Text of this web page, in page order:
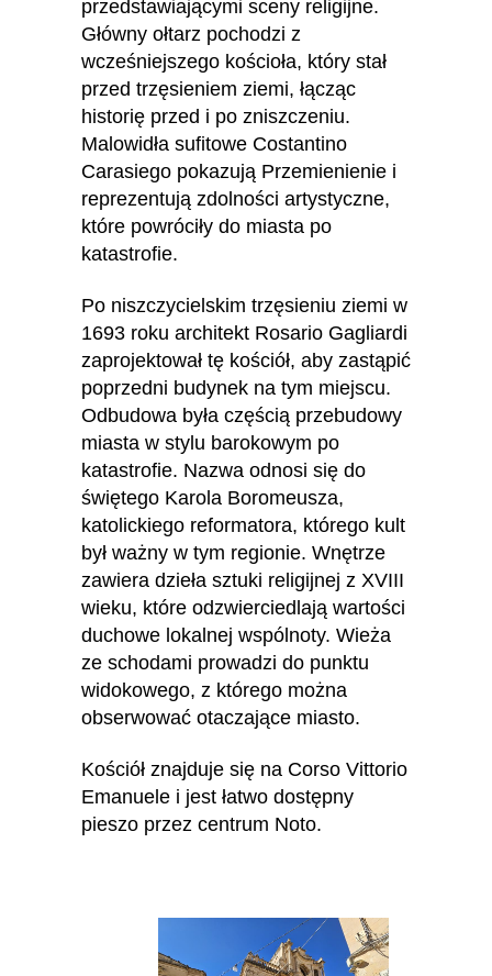
przedstawiającymi sceny religijne.
Główny ołtarz pochodzi z
wcześniejszego kościoła, który stał
przed trzęsieniem ziemi, łącząc
historię przed i po zniszczeniu.
Malowidła sufitowe Costantino
Carasiego pokazują Przemienienie i
reprezentują zdolności artystyczne,
które powróciły do miasta po
katastrofie.
Po niszczycielskim trzęsieniu ziemi w
1693 roku architekt Rosario Gagliardi
zaprojektował tę kościół, aby zastąpić
poprzedni budynek na tym miejscu.
Odbudowa była częścią przebudowy
miasta w stylu barokowym po
katastrofie. Nazwa odnosi się do
świętego Karola Boromeusza,
katolickiego reformatora, którego kult
był ważny w tym regionie. Wnętrze
zawiera dzieła sztuki religijnej z XVIII
wieku, które odzwierciedlają wartości
duchowe lokalnej wspólnoty. Wieża
ze schodami prowadzi do punktu
widokowego, z którego można
obserwować otaczające miasto.
Kościół znajduje się na Corso Vittorio
Emanuele i jest łatwo dostępny
pieszo przez centrum Noto.